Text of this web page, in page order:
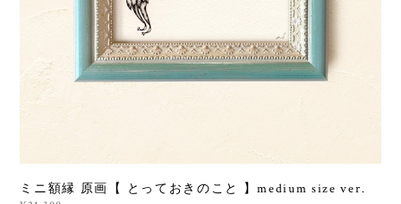
ミニ額縁 原画【 とっておきのこと 】medium size ver.